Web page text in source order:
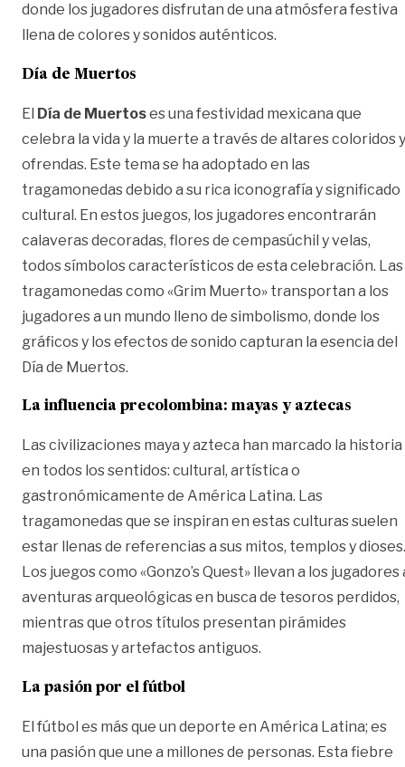
donde los jugadores disfrutan de una atmósfera festiva
llena de colores y sonidos auténticos.
Día de Muertos
El Día de Muertoses una festividad mexicana que
celebra la vida y la muerte a través de altares coloridos y
ofrendas. Este tema se ha adoptado en las
tragamonedas debido a su rica iconografía y significado
cultural. En estos juegos, los jugadores encontrarán
calaveras decoradas, flores de cempasúchil y velas,
todos símbolos característicos de esta celebración. Las
tragamonedas como «Grim Muerto» transportan a los
jugadores a un mundo lleno de simbolismo, donde los
gráficos y los efectos de sonido capturan la esencia del
Día de Muertos.
La influencia precolombina: mayas y aztecas
Las civilizaciones maya y azteca han marcado la historia
en todos los sentidos: cultural, artística o
gastronómicamente de América Latina. Las
tragamonedas que se inspiran en estas culturas suelen
estar llenas de referencias a sus mitos, templos y dioses.
Los juegos como «Gonzo’s Quest» llevan a los jugadores
aventuras arqueológicas en busca de tesoros perdidos,
mientras que otros títulos presentan pirámides
majestuosas y artefactos antiguos.
La pasión por el fútbol
El fútbol es más que un deporte en América Latina; es
una pasión que une a millones de personas. Esta fiebre